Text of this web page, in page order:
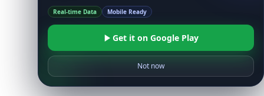
Real-time Data Mobile Ready
Get it on Google Play
Not now